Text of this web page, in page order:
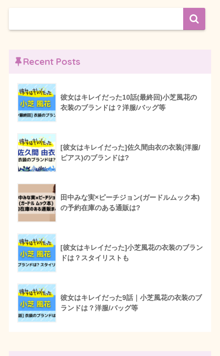
Recent Posts
彼女はキレイだった10話(最終回)小芝風花の
衣装のブランドは？洋服/バッグ等
[彼女はキレイだった]佐久間由衣の衣装(洋服/
ピアス)のブランドは?
田中みな実×ピーチジョン(ガードルムック本)
の予約在庫のある通販は?
[彼女はキレイだった]小芝風花の衣装のブラン
ドは？スタイリストも
彼女はキレイだった9話｜小芝風花の衣装のブ
ランドは？洋服/バッグ等